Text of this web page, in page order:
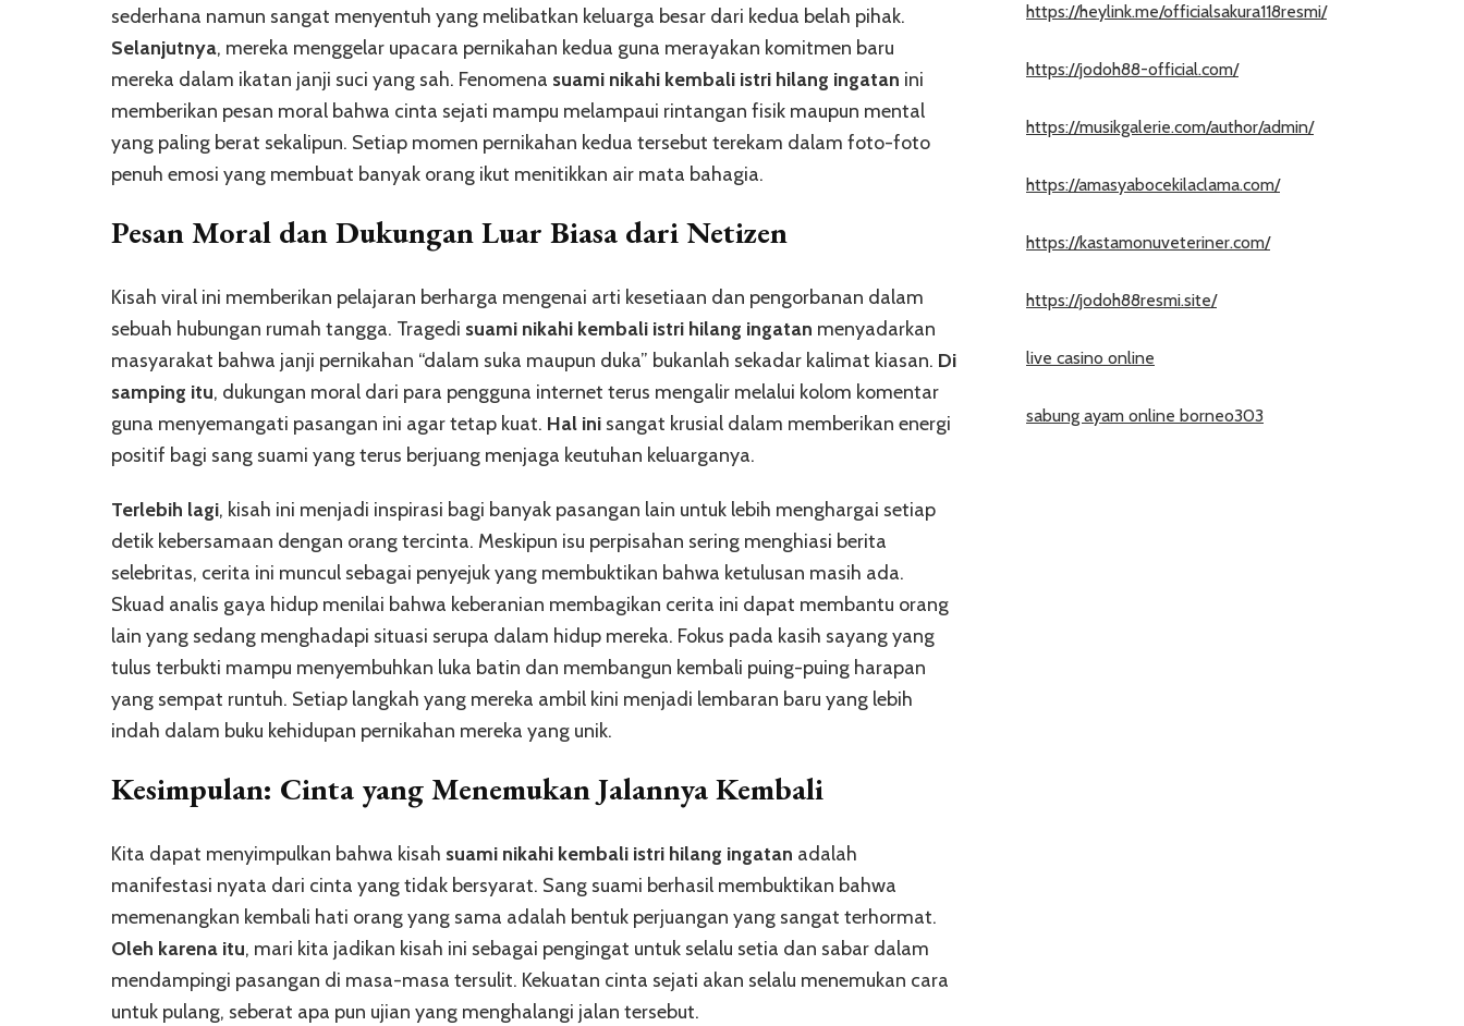
sederhana namun sangat menyentuh yang melibatkan keluarga besar dari kedua belah pihak.
Selanjutnya, mereka menggelar upacara pernikahan kedua guna merayakan komitmen baru
mereka dalam ikatan janji suci yang sah. Fenomena suami nikahi kembali istri hilang ingatan ini
memberikan pesan moral bahwa cinta sejati mampu melampaui rintangan fisik maupun mental
yang paling berat sekalipun. Setiap momen pernikahan kedua tersebut terekam dalam foto-foto
penuh emosi yang membuat banyak orang ikut menitikkan air mata bahagia.
Pesan Moral dan Dukungan Luar Biasa dari Netizen
Kisah viral ini memberikan pelajaran berharga mengenai arti kesetiaan dan pengorbanan dalam
sebuah hubungan rumah tangga. Tragedi suami nikahi kembali istri hilang ingatan menyadarkan
masyarakat bahwa janji pernikahan “dalam suka maupun duka” bukanlah sekadar kalimat kiasan. Di
samping itu, dukungan moral dari para pengguna internet terus mengalir melalui kolom komentar
guna menyemangati pasangan ini agar tetap kuat. Hal ini sangat krusial dalam memberikan energi
positif bagi sang suami yang terus berjuang menjaga keutuhan keluarganya.
Terlebih lagi, kisah ini menjadi inspirasi bagi banyak pasangan lain untuk lebih menghargai setiap
detik kebersamaan dengan orang tercinta. Meskipun isu perpisahan sering menghiasi berita
selebritas, cerita ini muncul sebagai penyejuk yang membuktikan bahwa ketulusan masih ada.
Skuad analis gaya hidup menilai bahwa keberanian membagikan cerita ini dapat membantu orang
lain yang sedang menghadapi situasi serupa dalam hidup mereka. Fokus pada kasih sayang yang
tulus terbukti mampu menyembuhkan luka batin dan membangun kembali puing-puing harapan
yang sempat runtuh. Setiap langkah yang mereka ambil kini menjadi lembaran baru yang lebih
indah dalam buku kehidupan pernikahan mereka yang unik.
Kesimpulan: Cinta yang Menemukan Jalannya Kembali
Kita dapat menyimpulkan bahwa kisah suami nikahi kembali istri hilang ingatan adalah
manifestasi nyata dari cinta yang tidak bersyarat. Sang suami berhasil membuktikan bahwa
memenangkan kembali hati orang yang sama adalah bentuk perjuangan yang sangat terhormat.
Oleh karena itu, mari kita jadikan kisah ini sebagai pengingat untuk selalu setia dan sabar dalam
mendampingi pasangan di masa-masa tersulit. Kekuatan cinta sejati akan selalu menemukan cara
untuk pulang, seberat apa pun ujian yang menghalangi jalan tersebut.
https://heylink.me/officialsakura118resmi/
https://jodoh88-official.com/
https://musikgalerie.com/author/admin/
https://amasyabocekilaclama.com/
https://kastamonuveteriner.com/
https://jodoh88resmi.site/
live casino online
sabung ayam online borneo303